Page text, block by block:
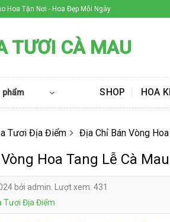
Hoa Tận Nơi - Hoa Đẹp Mỗi Ngày
TƯƠI CÀ MAU
phẩm SHOP HOA
Tươi Địa Điểm Địa Chỉ Bán Vòng
Hoa Tang Lễ Cà Mau
bởi admin. Lượt xem: 431
Tươi Địa Điểm